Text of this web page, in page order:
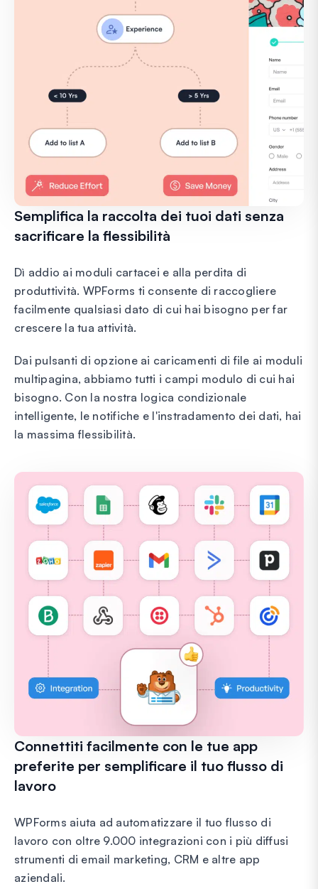
Semplifica la raccolta dei tuoi dati senza
sacrificare la flessibilità
Dì addio ai moduli cartacei e alla perdita di
produttività. WPForms ti consente di raccogliere
facilmente qualsiasi dato di cui hai bisogno per far
crescere la tua attività.
Dai pulsanti di opzione ai caricamenti di file ai moduli
multipagina, abbiamo tutti i campi modulo di cui hai
bisogno. Con la nostra logica condizionale
intelligente, le notifiche e l'instradamento dei dati, hai
la massima flessibilità.
Connettiti facilmente con le tue app
preferite per semplificare il tuo flusso di
lavoro
WPForms aiuta ad automatizzare il tuo flusso di
lavoro con oltre 9.000 integrazioni con i più diffusi
strumenti di email marketing, CRM e altre app
aziendali.